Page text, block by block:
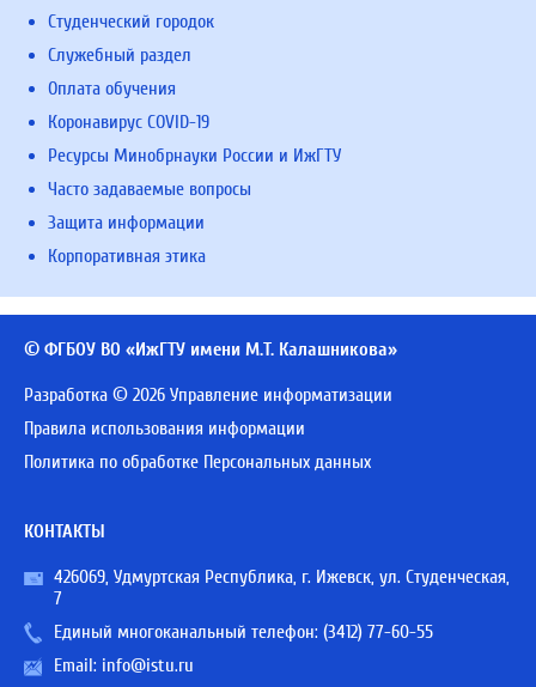
Студенческий городок
Служебный раздел
Оплата обучения
Коронавирус COVID-19
Ресурсы Минобрнауки России и ИжГТУ
Часто задаваемые вопросы
Защита информации
Корпоративная этика
© ФГБОУ ВО «ИжГТУ имени М.Т. Калашникова»
Разработка © 2026 Управление информатизации
Правила использования информации
Политика по обработке Персональных данных
КОНТАКТЫ
426069, Удмуртская Республика, г. Ижевск, ул. Студенческая,
7
Единый многоканальный телефон: (3412) 77-60-55
Email: info@istu.ru